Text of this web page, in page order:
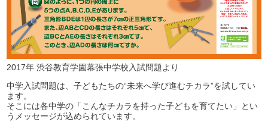
2017年 渋谷教育学園幕張中学校入試問題より
中学入試問題は、子どもたちの“未来へ学び進むチカラ”を試してい
ます。
そこには各中学の「こんなチカラを持った子どもを育てたい」とい
うメッセージが込められています。